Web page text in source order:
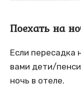
Поехать на
Если пересадка
вами дети/
ночь в отеле.